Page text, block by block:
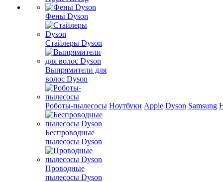
Фены Dyson
Стайлеры Dyson
Выпрямители для
волос Dyson
Роботы-пылесосы
Беспроводные
пылесосы Dyson
Проводные
пылесосы Dyson
Ноутбуки Apple Dyson Samsung